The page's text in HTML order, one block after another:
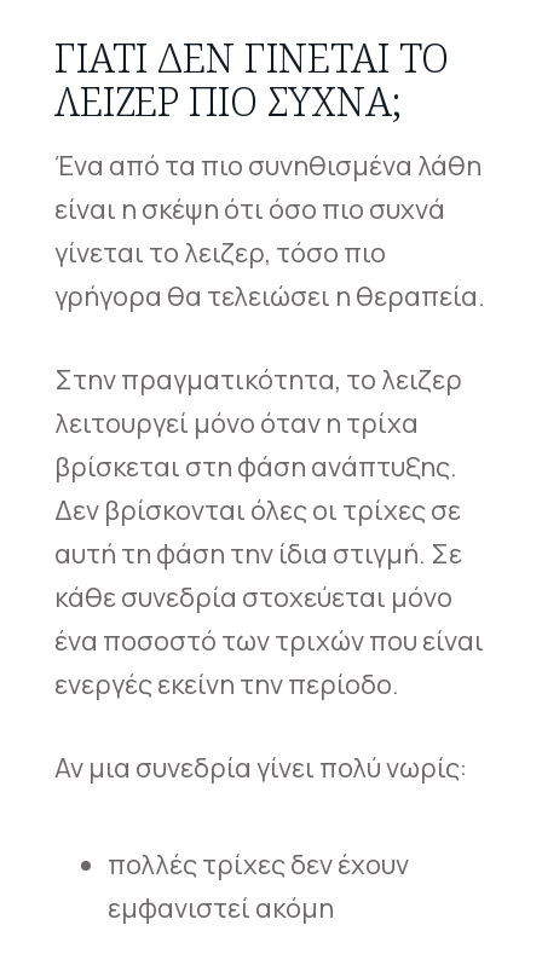
ΓΙΑΤΊ ΔΕΝ ΓΊΝΕΤΑΙ ΤΟ
ΛΕΙΖΕΡ ΠΙΟ ΣΥΧΝΆ;
Ένα από τα πιο συνηθισμένα λάθη
είναι η σκέψη ότι όσο πιο συχνά
γίνεται το λειζερ, τόσο πιο
γρήγορα θα τελειώσει η θεραπεία.
Στην πραγματικότητα, το λειζερ
λειτουργεί μόνο όταν η τρίχα
βρίσκεται στη φάση ανάπτυξης.
Δεν βρίσκονται όλες οι τρίχες σε
αυτή τη φάση την ίδια στιγμή. Σε
κάθε συνεδρία στοχεύεται μόνο
ένα ποσοστό των τριχών που είναι
ενεργές εκείνη την περίοδο.
Αν μια συνεδρία γίνει πολύ νωρίς:
πολλές τρίχες δεν έχουν
εμφανιστεί ακόμη